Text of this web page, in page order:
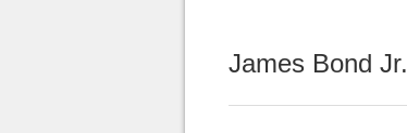
James Bond Jr.